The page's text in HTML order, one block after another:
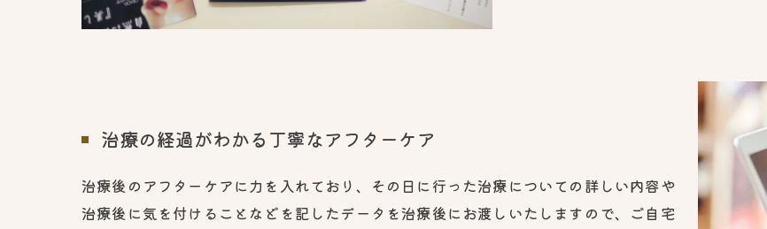
治療の経過がわかる丁寧なアフターケア
治療後のアフターケアに力を入れており、その日に行った治療についての詳しい内容や
治療後に気を付けることなどを記したデータを治療後にお渡しいたしますので、ご自宅